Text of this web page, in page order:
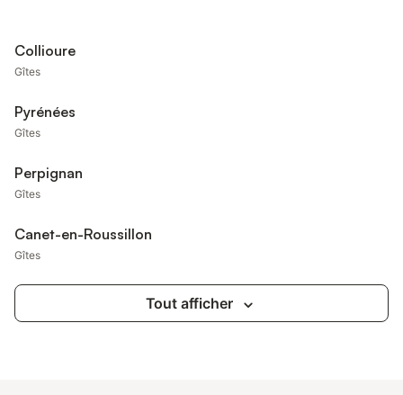
Collioure
Gîtes
Pyrénées
Gîtes
Perpignan
Gîtes
Canet-en-Roussillon
Gîtes
Tout afficher